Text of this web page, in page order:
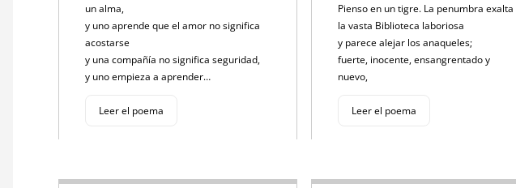
un alma,
y uno aprende que el amor no significa
acostarse
y una compañía no significa seguridad,
y uno empieza a aprender…
Leer el poema
Pienso en un tigre. La penumbra exalta
la vasta Biblioteca laboriosa
y parece alejar los anaqueles;
fuerte, inocente, ensangrentado y
nuevo,
Leer el poema